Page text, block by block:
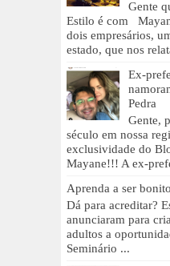
Gente
Estilo é com
dois empresários,
estado, que nos
Ex-
Pedra
Gente,
século em nossa
exclusividade do
Mayane!!! A ex-
Aprenda a ser bonito
Dá para acreditar?
anunciaram para
adultos a
Seminário ...